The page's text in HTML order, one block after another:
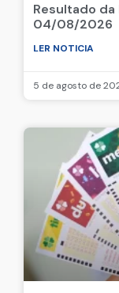
Resultado da
04/08/2026
LER NOTICIA
5 de agosto de